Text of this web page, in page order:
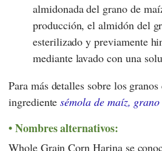
almidonada del grano de
producción, el almidón del
esterilizado y previamente
mediante lavado con una
Para más detalles sobre los
ingredientesémola de maíz,
Nombres alternativos:
Whole Grain Corn Harina se